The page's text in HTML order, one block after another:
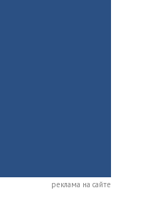
реклама на сайте